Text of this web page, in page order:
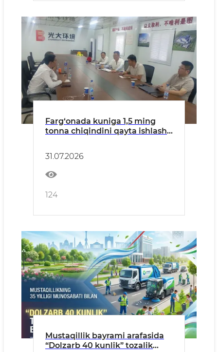
Farg‘onada kuniga 1,5 ming
tonna chiqindini qayta ishlash
31.07.2026
124
Mustaqillik bayrami arafasida
“Dolzarb 40 kunlik” tozalik